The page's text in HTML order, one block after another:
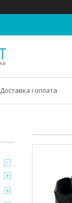
Доставка і оплата